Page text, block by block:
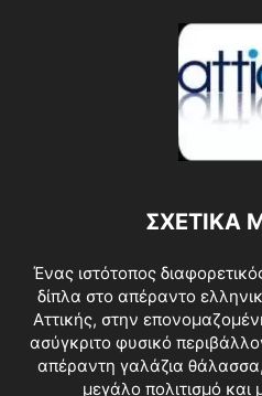
ΣΧΕΤΙΚΑ
Ένας ιστότοπος
δίπλα στο απέραντο
Αττικής, στην
ασύγκριτο φυσικό
απέραντη γαλάζια
μεγάλο πολιτισμό και